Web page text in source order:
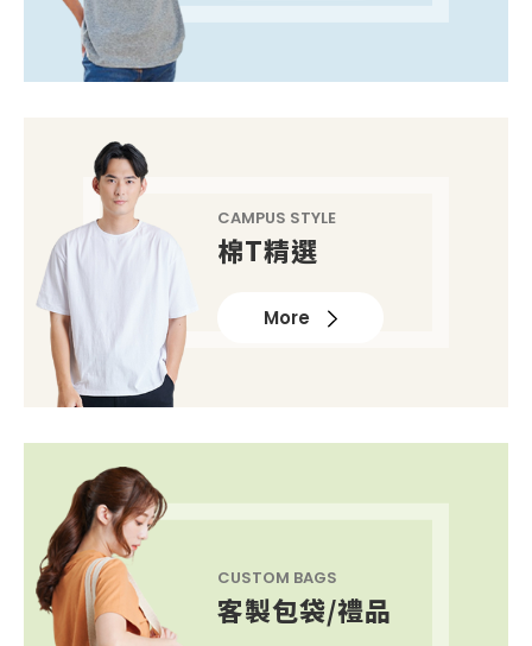
CAMPUS STYLE
棉T精選
More
CUSTOM BAGS
客製包袋/禮品